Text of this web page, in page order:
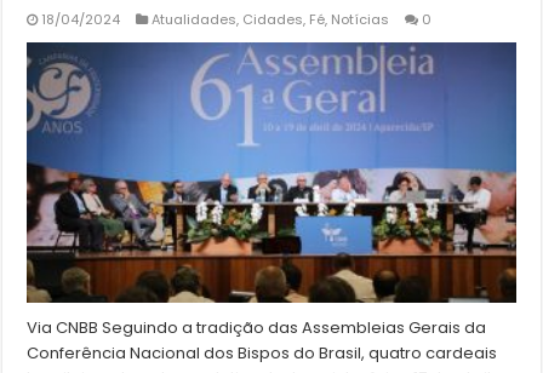
18/04/2024 Atualidades, Cidades, Fé, Notícias 0
Via CNBB Seguindo a tradição das Assembleias Gerais da
Conferência Nacional dos Bispos do Brasil, quatro cardeais